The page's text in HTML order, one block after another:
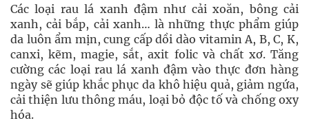
xanh, cải bắp, cải xanh… là những thực phẩm giúp
da luôn ẩm mịn, cung cấp dồi dào vitamin A, B, C, K,
canxi, kẽm, magie, sắt, axit folic và chất xơ. Tăng
cường các loại rau lá xanh đậm vào thực đơn hàng
ngày sẽ giúp khắc phục da khô hiệu quả, giảm ngứa,
cải thiện lưu thông máu, loại bỏ độc tố và chống oxy
hóa.